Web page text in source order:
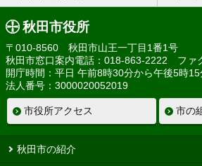
秋田市役所
〒010-8560 秋田市山王一丁目1番1号
秋田市窓口案内電話：018-863-2222 ファ
開庁時間：平日 午前8時30分から午後5時15
法人番号：3000020052019
市役所アクセス 市の
秋田市の紹介